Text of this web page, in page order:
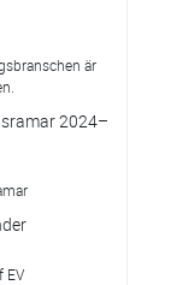
är
2024–
EV